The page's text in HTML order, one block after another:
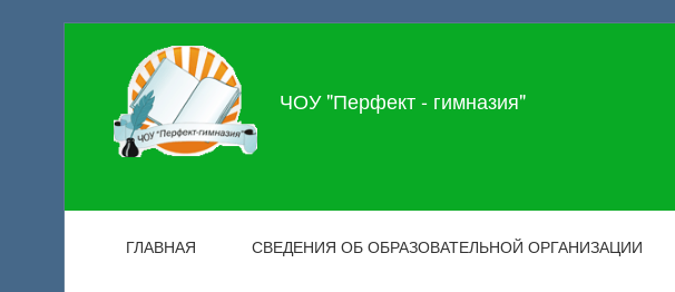
ЧОУ "Перфект - гимназия"
ГЛАВНАЯ СВЕДЕНИЯ ОБ ОБРАЗОВАТЕЛЬНОЙ ОРГАНИЗАЦИИ